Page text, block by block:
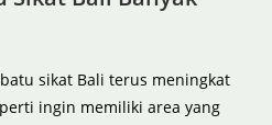
sikat Bali terus meningkat
ingin memiliki area yang